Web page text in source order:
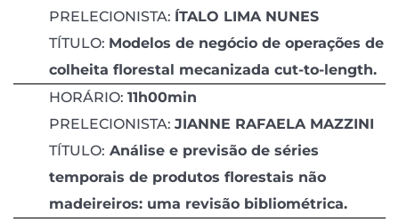
PRELECIONISTA: ÍTALO LIMA NUNES
TÍTULO: Modelos de negócio de operações de
colheita florestal mecanizada cut-to-length.
HORÁRIO: 11h00min
PRELECIONISTA: JIANNE RAFAELA MAZZINI
TÍTULO: Análise e previsão de séries
temporais de produtos florestais não
madeireiros: uma revisão bibliométrica.